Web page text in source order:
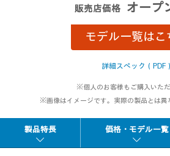
販売店価格 オープ
モデル一覧はこ
詳細スペック（PDF）
※個人のお客様もご購入いただ
※画像はイメージです。実際の製品とは異
製品特長 価格・モデル一覧